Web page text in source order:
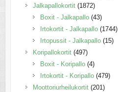
Jalkapallokortit (1872)
Boxit - Jalkapallo (43)
Irtokortit - Jalkapallo (1744)
Irtopussit - Jalkapallo (15)
Koripallokortit (497)
Boxit - Koripallo (4)
Irtokortit - Koripallo (479)
Moottoriurheilukortit (201)